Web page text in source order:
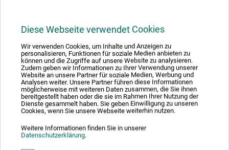
Diese Webseite verwendet Cookies
Wir verwenden Cookies, um Inhalte und Anzeigen zu
personalisieren, Funktionen für soziale Medien anbieten zu
können und die Zugriffe auf unsere Website zu analysieren.
Zudem geben wir Informationen zu Ihrer Verwendung unserer
Website an unsere Partner für soziale Medien, Werbung und
Analysen weiter. Unsere Partner führen diese Informationen
möglicherweise mit weiteren Daten zusammen, die Sie ihnen
bereitgestellt haben oder die sie im Rahmen Ihrer Nutzung der
Dienste gesammelt haben. Sie geben Einwilligung zu unseren
Cookies, wenn Sie unsere Webseite weiterhin nutzen.
Weitere Informationen finden Sie in unserer
Datenschutzerklärung.
metallspets. Finns att beställa i svart eller betsad
mahogny.
Tillverkarens kontakt
Här hittar du tillverkarens kontaktuppgifter för den här